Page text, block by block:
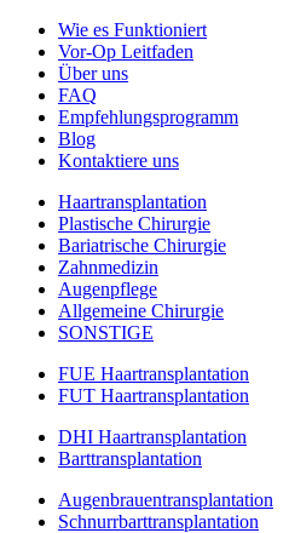
Wie es Funktioniert
Vor-Op Leitfaden
Über uns
FAQ
Empfehlungsprogramm
Blog
Kontaktiere uns
Haartransplantation
Plastische Chirurgie
Bariatrische Chirurgie
Zahnmedizin
Augenpflege
Allgemeine Chirurgie
SONSTIGE
FUE Haartransplantation
FUT Haartransplantation
DHI Haartransplantation
Barttransplantation
Augenbrauentransplantation
Schnurrbarttransplantation